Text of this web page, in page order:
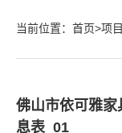
当前位置： 首页>项
佛山市依可雅
息表_01